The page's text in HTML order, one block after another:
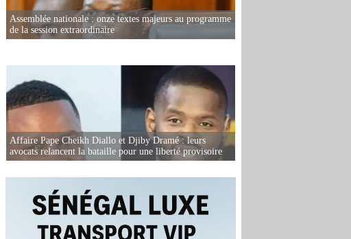
Assemblée nationale : onze textes majeurs au programme
de la session extraordinaire
Affaire Pape Cheikh Diallo et Djiby Dramé : leurs
avocats relancent la bataille pour une liberté provisoire